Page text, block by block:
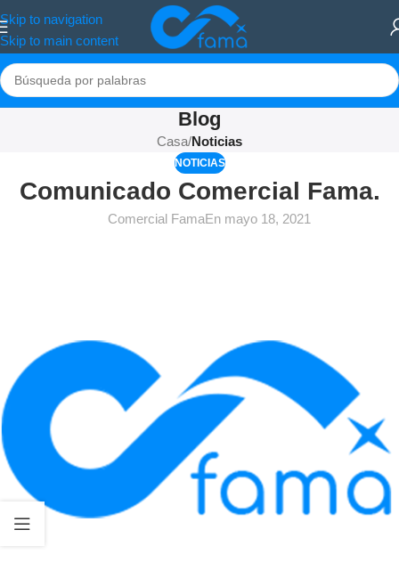
Skip to navigation
Skip to main content
Blog
Casa/Noticias
NOTICIAS
Comunicado Comercial Fama.
Comercial FamaEn mayo 18, 2021